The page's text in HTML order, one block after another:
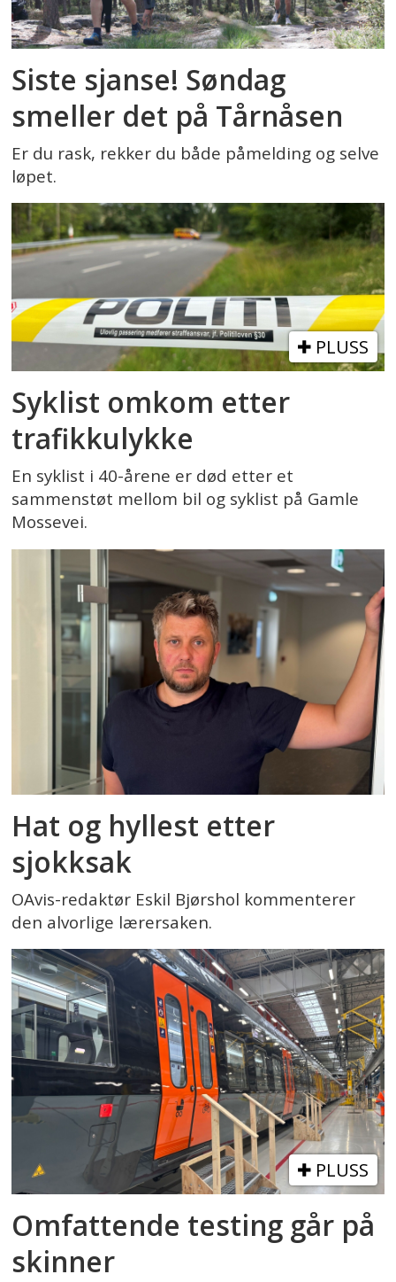
Siste sjanse! Søndag
smeller det på Tårnåsen
Er du rask, rekker du både påmelding og selve
løpet.
PLUSS
Syklist omkom etter
trafikkulykke
En syklist i 40-årene er død etter et
sammenstøt mellom bil og syklist på Gamle
Mossevei.
Hat og hyllest etter
sjokksak
OAvis-redaktør Eskil Bjørshol kommenterer
den alvorlige lærersaken.
PLUSS
Omfattende testing går på
skinner